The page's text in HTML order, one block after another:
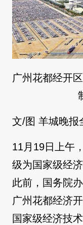
广州花都经开
文/图 羊城晚报
11月19日上午
级为国家级经
此前，国务院
广州花都经济
国家级经济技